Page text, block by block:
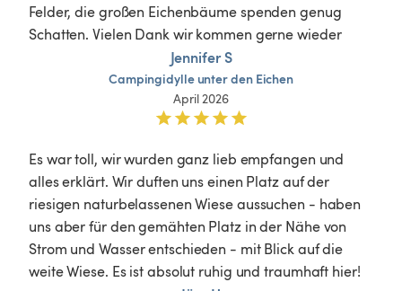
Felder, die großen Eichenbäume spenden genug
Schatten. Vielen Dank wir kommen gerne wieder
Jennifer S
Campingidylle unterden Eichen
April 2026
Es war toll, wir wurden ganz lieb empfangen und
alles erklärt. Wir duften uns einen Platz auf der
riesigen naturbelassenen Wiese aussuchen - haben
uns aber für den gemähten Platz in der Nähe von
Strom und Wasser entschieden - mit Blick auf die
weite Wiese. Es ist absolut ruhig und traumhaft hier!